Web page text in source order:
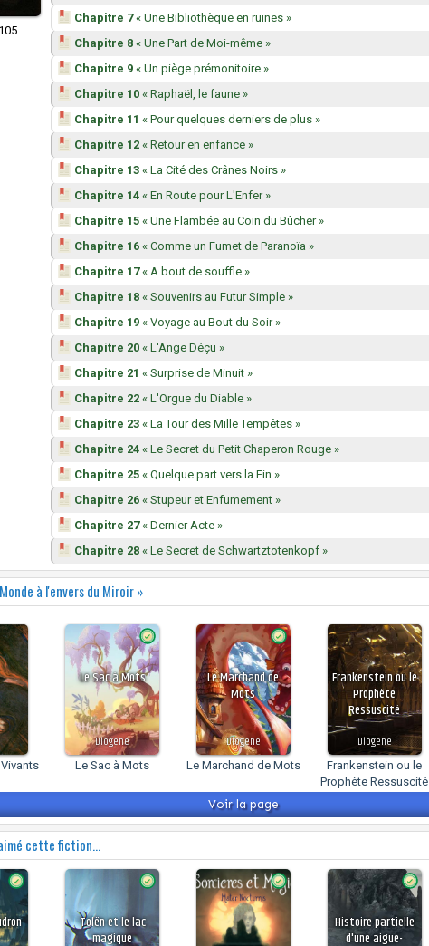
105
Chapitre 7« Une Bibliothèque en ruines »
Chapitre 8 « Une Part de Moi-même »
Chapitre 9 « Un piège prémonitoire »
Chapitre 10 « Raphaël, le faune »
Chapitre 11 « Pour quelques derniers de plus »
Chapitre 12 « Retour en enfance »
Chapitre 13 « La Cité des Crânes Noirs »
Chapitre 14 « En Route pour L'Enfer »
Chapitre 15 « Une Flambée au Coin du Bûcher »
Chapitre 16 « Comme un Fumet de Paranoïa »
Chapitre 17« A bout de souffle »
Chapitre 18 « Souvenirs au Futur Simple »
Chapitre 19 « Voyage au Bout du Soir »
Chapitre 20 « L'Ange Déçu »
Chapitre 21 « Surprise de Minuit »
Chapitre 22 « L'Orgue du Diable »
Chapitre 23 « La Tour des Mille Tempêtes »
Chapitre 24 « Le Secret du Petit Chaperon Rouge »
Chapitre 25 « Quelque part vers la Fin »
Chapitre 26 « Stupeur et Enfumement »
Chapitre 27« Dernier Acte »
Chapitre 28 « Le Secret de Schwartztotenkopf »
à l'envers du Miroir »
Le Sac à Mots
Diogene
Le Sac à Mots
Le Marchand de
Mots
Diogene
Le Marchand de Mots
Frankenstein ou le
Prophète
Ressuscité
Diogene
Frankenstein ou le
Prophète Ressuscité
Voir la page
cette fiction...
Tolën et le lac
magique
Histoire partielle
d'une aigue-